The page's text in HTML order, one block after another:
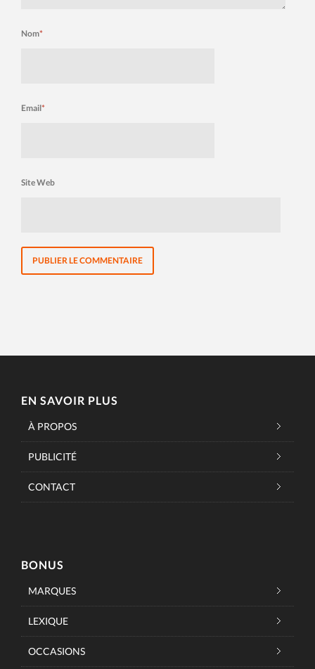
Nom*
Email*
Site Web
EN SAVOIR PLUS
À PROPOS
PUBLICITÉ
CONTACT
BONUS
MARQUES
LEXIQUE
OCCASIONS